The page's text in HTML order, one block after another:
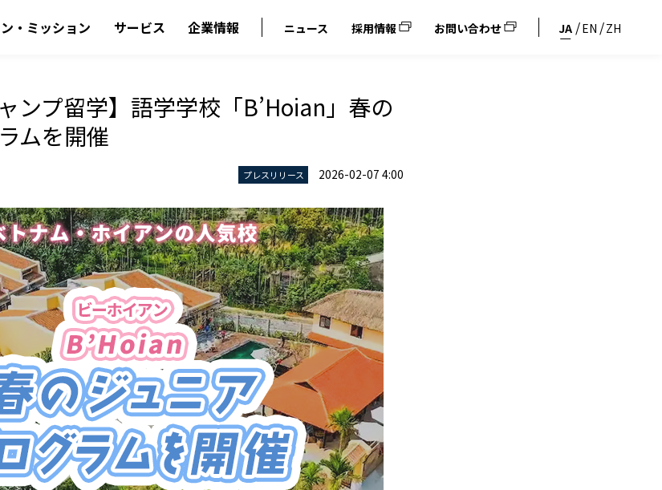
・ミッション サービス 企業情報 ニュース 採用情報 お問い合わせ JA EN ZH
ンプ留学】語学学校「B’Hoian」春の
ムを開催
プレスリリース 2026-02-07 4:00